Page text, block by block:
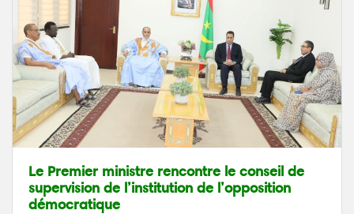
Le Premier ministre rencontre le conseil de
supervision de l’institution de l’opposition
démocratique